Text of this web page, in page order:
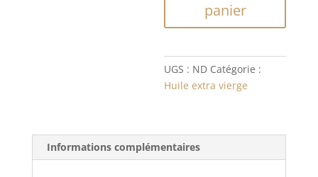
panier
UGS : ND Catégorie :
Huile extra vierge
Informations complémentaires